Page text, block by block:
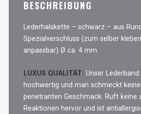
MengeBESCHREIBUNG
Lederhalskette – schwarz – aus
Spezialverschluss (zum selber
anpassbar) Ø ca. 4 mm.
LUXUS QUALITÄT: Unser
hochwertig und man schmeckt
penetranten Geschmack. Ruft keine
Reaktionen hervor und ist